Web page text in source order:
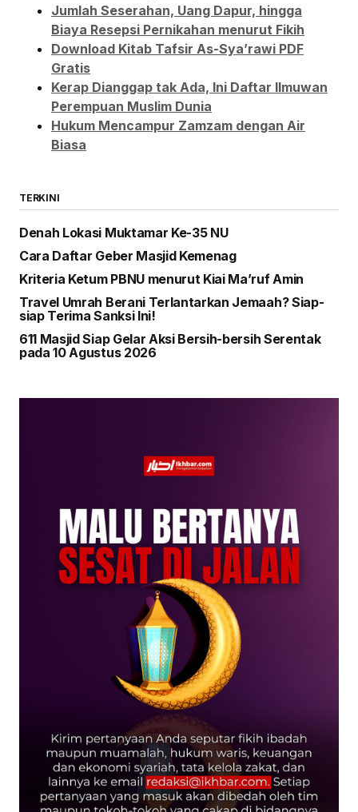
Jumlah Seserahan, Uang Dapur, hingga
Biaya Resepsi Pernikahan menurut Fikih
Download Kitab Tafsir As-Sya’rawi PDF
Gratis
Kerap Dianggap tak Ada, Ini Daftar Ilmuwan
Perempuan Muslim Dunia
Hukum Mencampur Zamzam dengan Air
Biasa
TERKINI
Denah Lokasi Muktamar Ke-35 NU
Cara Daftar Geber Masjid Kemenag
Kriteria Ketum PBNU menurut Kiai Ma’ruf Amin
Travel Umrah Berani Terlantarkan Jemaah? Siap-
siap Terima Sanksi Ini!
611 Masjid Siap Gelar Aksi Bersih-bersih Serentak
pada 10 Agustus 2026